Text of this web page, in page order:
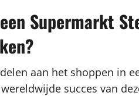
Supermarkt
aan het shoppen in
succes van